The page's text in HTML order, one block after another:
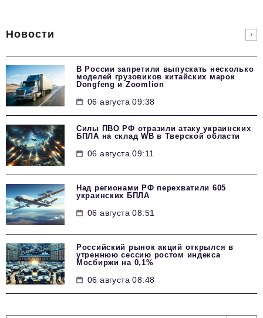
Новости
В России запретили выпускать несколько
моделей грузовиков китайских марок
Dongfeng и Zoomlion
06 августа 09:38
Силы ПВО РФ отразили атаку украинских
БПЛА на склад WB в Тверской области
06 августа 09:11
Над регионами РФ перехватили 605
украинских БПЛА
06 августа 08:51
Российский рынок акций открылся в
утреннюю сессию ростом индекса
Мосбиржи на 0,1%
06 августа 08:48